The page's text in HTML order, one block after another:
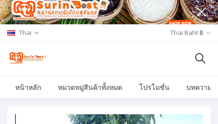
Thai Thai Baht ฿
หน้าหลัก หมวดหมู่สินค้าทั้งหมด โปรโมชั่น บทความ/